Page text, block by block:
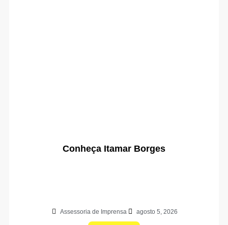
Conheça Itamar Borges
Assessoria de Imprensa agosto 5, 2026